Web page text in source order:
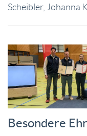
Scheibler, Johanna
Besondere